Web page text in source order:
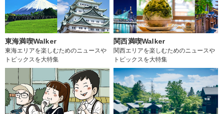
東海満喫Walker
東海エリアを楽しむためのニュースや
トピックスを大特集
関西満喫Walker
関西エリアを楽しむためのニュースや
トピックスを大特集